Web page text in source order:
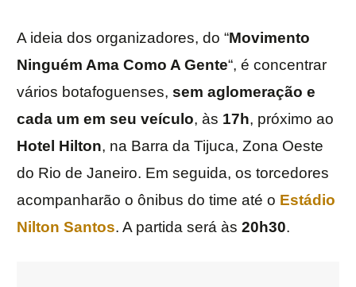
A ideia dos organizadores, do “Movimento
Ninguém Ama Como A Gente“, é concentrar
vários botafoguenses, sem aglomeração e
cada um em seu veículo, às 17h, próximo ao
Hotel Hilton, na Barra da Tijuca, Zona Oeste
do Rio de Janeiro. Em seguida, os torcedores
acompanharão o ônibus do time até o Estádio
Nilton Santos. A partida será às 20h30.